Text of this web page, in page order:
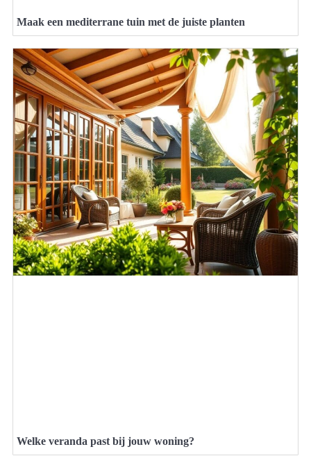
Maak een mediterrane tuin met de juiste planten
Welke veranda past bij jouw woning?